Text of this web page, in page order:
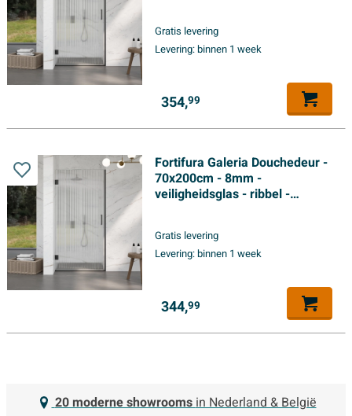
Gratis levering
Levering:binnen 1 week
354,99
Fortifura Galeria Douchedeur -
70x200cm - 8mm -
veiligheidsglas - ribbel -
Gratis levering
Levering:binnen 1 week
344,99
20 moderne showroomsin Nederland & België